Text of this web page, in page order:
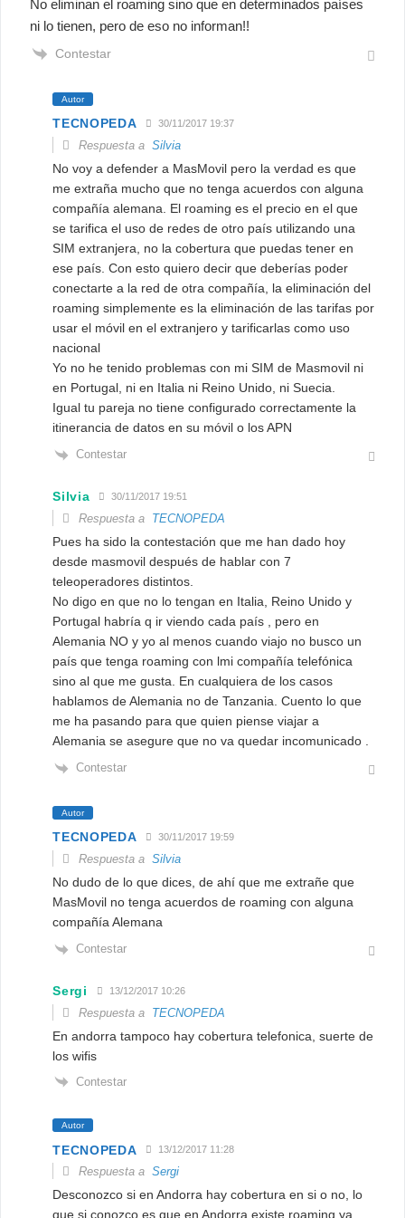
No eliminan el roaming sino que en determinados países
ni lo tienen, pero de eso no informan!!
Contestar
Autor
TECNOPEDA 30/11/2017 19:37
Respuesta aSilvia
No voy a defender a MasMovil pero la verdad es que
me extraña mucho que no tenga acuerdos con alguna
compañía alemana. El roaming es el precio en el que
se tarifica el uso de redes de otro país utilizando una
SIM extranjera, no la cobertura que puedas tener en
ese país. Con esto quiero decir que deberías poder
conectarte a la red de otra compañía, la eliminación del
roaming simplemente es la eliminación de las tarifas por
usar el móvil en el extranjero y tarificarlas como uso
nacional
Yo no he tenido problemas con mi SIM de Masmovil ni
en Portugal, ni en Italia ni Reino Unido, ni Suecia.
Igual tu pareja no tiene configurado correctamente la
itinerancia de datos en su móvil o los APN
Contestar
Silvia 30/11/2017 19:51
Respuesta a TECNOPEDA
Pues ha sido la contestación que me han dado hoy
desde masmovil después de hablar con 7
teleoperadores distintos.
No digo en que no lo tengan en Italia, Reino Unido y
Portugal habría q ir viendo cada país , pero en
Alemania NO y yo al menos cuando viajo no busco un
país que tenga roaming con lmi compañía telefónica
sino al que me gusta. En cualquiera de los casos
hablamos de Alemania no de Tanzania. Cuento lo que
me ha pasando para que quien piense viajar a
Alemania se asegure que no va quedar incomunicado .
Contestar
Autor
TECNOPEDA 30/11/2017 19:59
Respuesta aSilvia
No dudo de lo que dices, de ahí que me extrañe que
MasMovil no tenga acuerdos de roaming con alguna
compañía Alemana
Contestar
Sergi 13/12/2017 10:26
Respuesta a TECNOPEDA
En andorra tampoco hay cobertura telefonica, suerte de
los wifis
Contestar
Autor
TECNOPEDA 13/12/2017 11:28
Respuesta aSergi
Desconozco si en Andorra hay cobertura en si o no, lo
que si conozco es que en Andorra existe roaming ya